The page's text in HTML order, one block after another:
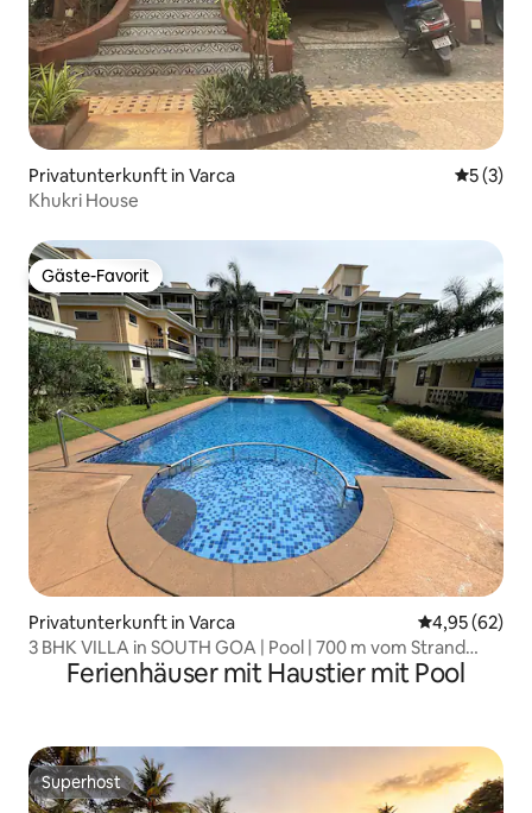
Privatunterkunft in Varca
5 (3)
Khukri House
Gäste-Favorit
Gäste-Favorit
Privatunterkunft in Varca
4,95 (62)
3 BHK VILLA in SOUTH GOA | Pool | 700 m vom Strand
entferntFerienhäuser mit Haustier mit Pool
Superhost
Superhost